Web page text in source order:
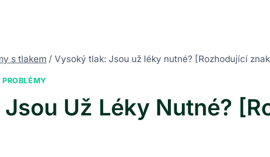
s tlakem / Vysoký tlak: Jsou už léky nutné? [Rozhodující
Už Léky Nutné?